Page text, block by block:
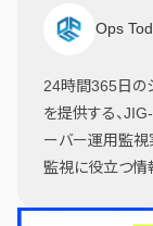
Ops
24時間365日の
を提供する、
ーバー運用監視
監視に役立つ情